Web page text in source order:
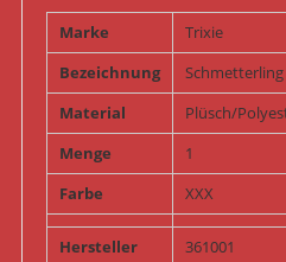
Marke
Trixie
Bezeichnung
Schmetterling
Material
Plüsch/
Menge
1
Farbe
XXX
Hersteller
361001